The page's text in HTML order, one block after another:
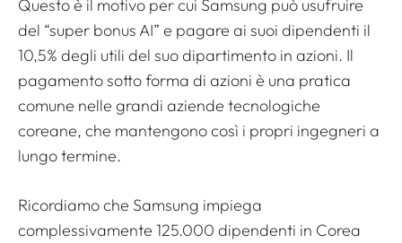
Questo è il motivo per cui Samsung può usufruire
del “super bonus AI” e pagare ai suoi dipendenti il ​​
10,5% degli utili del suo dipartimento in azioni. Il
pagamento sotto forma di azioni è una pratica
comune nelle grandi aziende tecnologiche
coreane, che mantengono così i propri ingegneri a
lungo termine.
Ricordiamo che Samsung impiega
complessivamente 125.000 dipendenti in Corea